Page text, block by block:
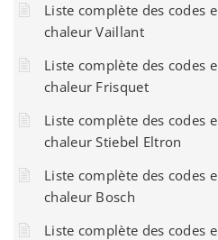
Liste complète des codes
chaleur Vaillant
Liste complète des codes
chaleur Frisquet
Liste complète des codes
chaleur Stiebel Eltron
Liste complète des codes
chaleur Bosch
Liste complète des codes